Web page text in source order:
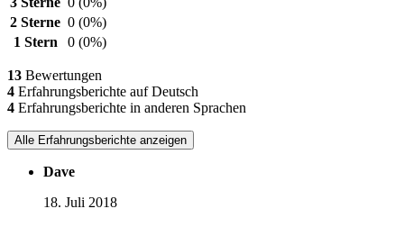
2 Sterne 0 (0%)
1 Stern
0 (0%)
13 Bewertungen
4 Erfahrungsberichte auf Deutsch
4 Erfahrungsberichte in anderen Sprachen
Alle Erfahrungsberichte anzeigen
Dave
18. Juli 2018